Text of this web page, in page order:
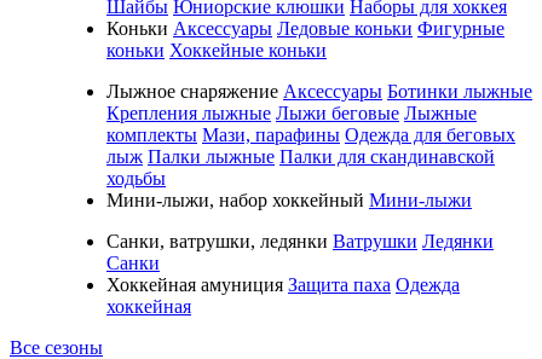
Шайбы Юниорские клюшки Наборы для хоккея
Коньки Аксессуары Ледовые коньки Фигурные
коньки Хоккейные коньки
Лыжное снаряжение Аксессуары Ботинки лыжные
Крепления лыжные Лыжи беговые Лыжные
комплекты Мази, парафины Одежда для беговых
лыж Палки лыжные Палки для скандинавской
ходьбы
Мини-лыжи, набор хоккейный Мини-лыжи
Санки, ватрушки, ледянки Ватрушки Ледянки
Санки
Хоккейная амуниция Защита паха Одежда
хоккейная
Все сезоны